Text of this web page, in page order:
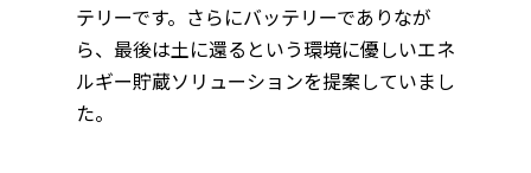
テリーです。さらにバッテリーでありなが
ら、最後は土に還るという環境に優しいエネ
ルギー貯蔵ソリューションを提案していまし
た。